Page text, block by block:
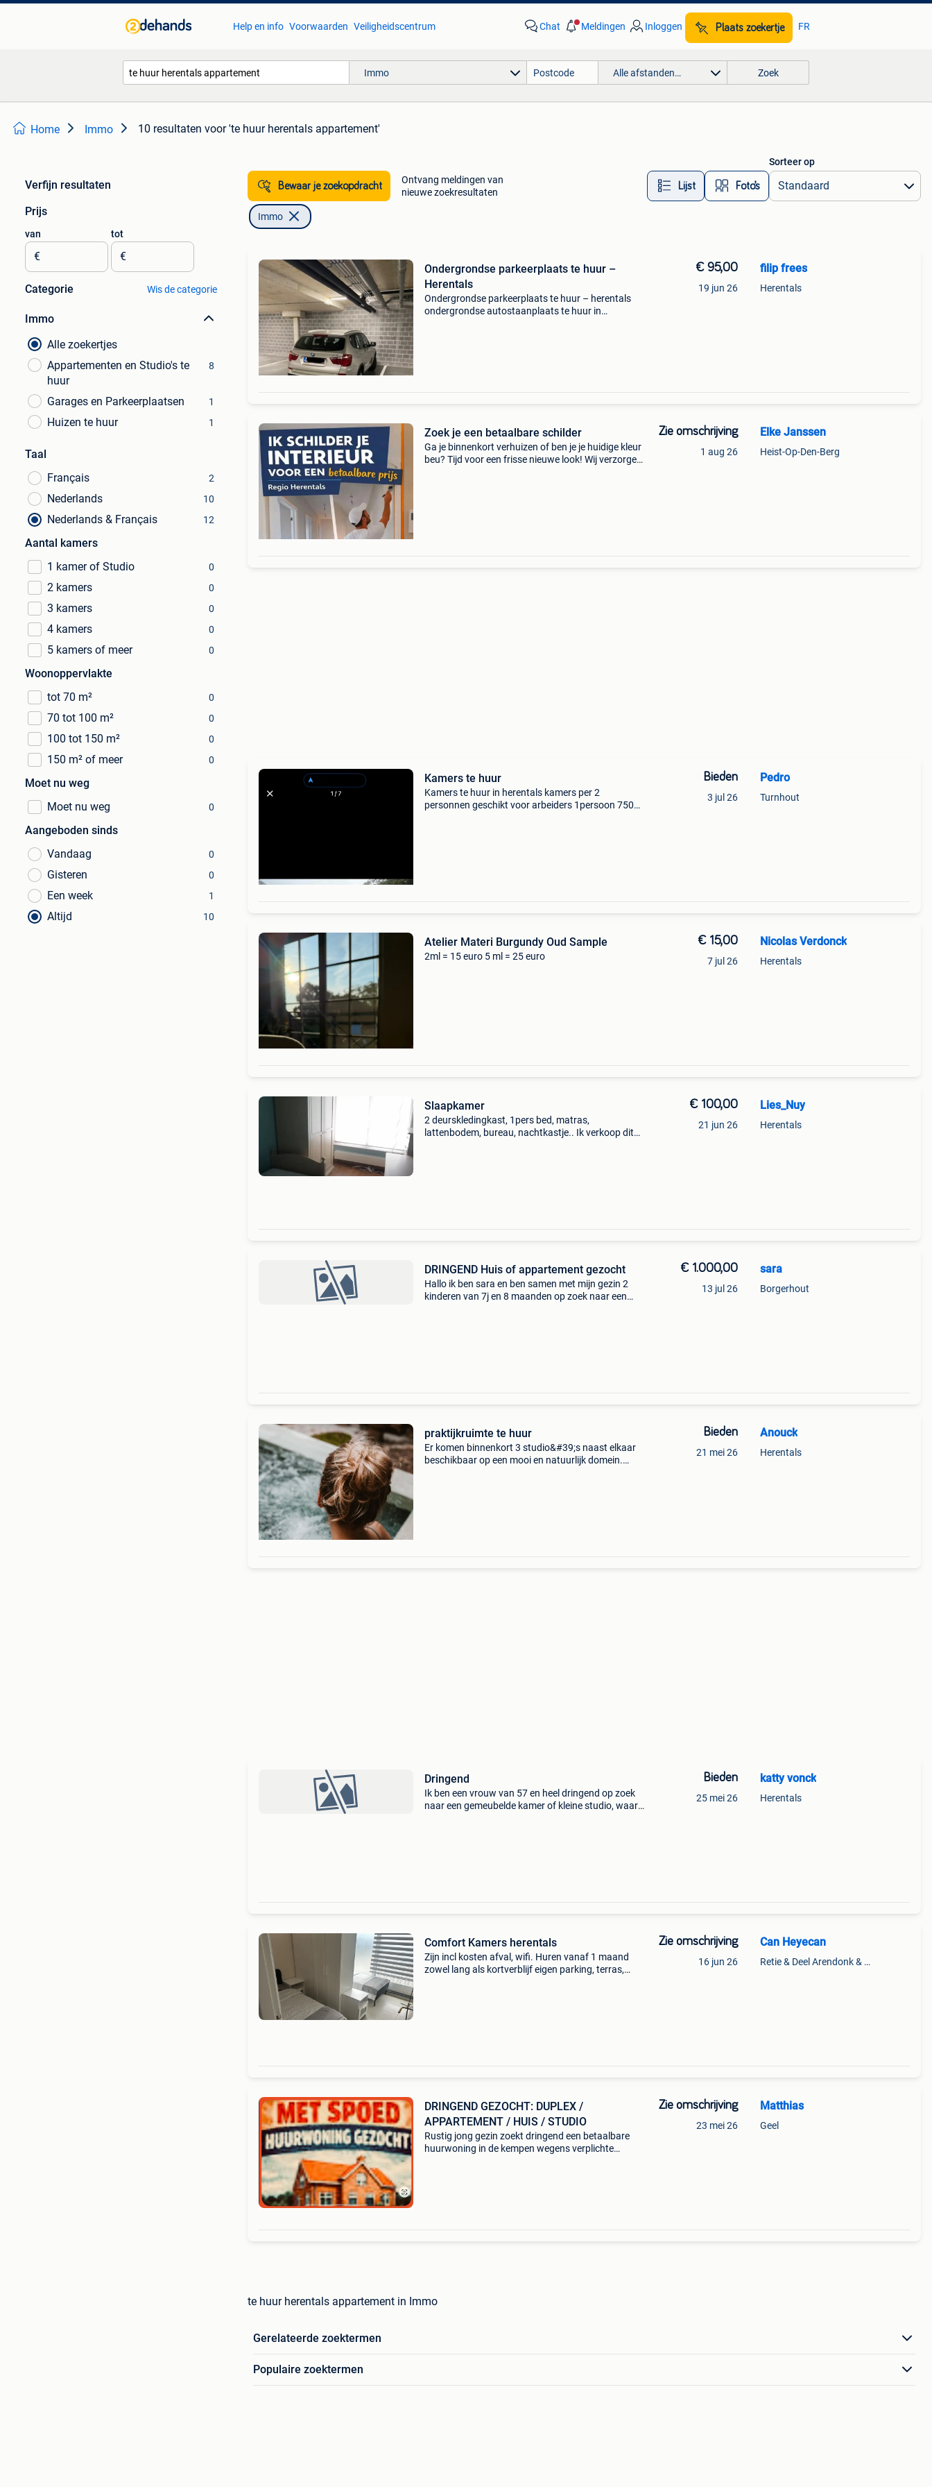
Help en info Voorwaarden Veiligheidscentrum Chat Meldingen Inloggen Plaats zoekertje FR
Immo Alle afstanden… Zoek
Home Immo 10 resultaten voor 'te huur herentals appartement'
Verfijn resultaten
Prijs
van
€
tot
€
Categorie Wis de categorie
Immo
Alle zoekertjes
Appartementen en Studio's te
huur
8
Garages en Parkeerplaatsen 1
Huizen te huur 1
Taal
Français
2
Nederlands 10
Nederlands & Français 12
Aantal kamers
1 kamer of Studio
0
2 kamers 0
3 kamers 0
4 kamers 0
5 kamers of meer 0
Woonoppervlakte
tot 70 m²
0
70 tot 100 m² 0
100 tot 150 m² 0
150 m² of meer 0
Moet nu weg
Moet nu weg
0
Aangeboden sinds
Vandaag
0
Gisteren 0
Een week 1
Altijd 10
Bewaar je zoekopdracht
Ontvang meldingen van
nieuwe zoekresultaten
Lijst Foto’s
Sorteer op
Immo
Ondergrondse parkeerplaats te huur –
Herentals
Ondergrondse parkeerplaats te huur – herentals
ondergrondse autostaanplaats te huur in
€ 95,00
19 jun 26
filip frees
Herentals
Zoek je een betaalbare schilder
Ga je binnenkort verhuizen of ben je je huidige kleur
beu? Tijd voor een frisse nieuwe look! Wij verzorgen
Zie omschrijving
1 aug 26
Elke Janssen
Heist-Op-Den-Berg
Kamers te huur
Kamers te huur in herentals kamers per 2
personnen geschikt voor arbeiders 1persoon 750€
Bieden
3 jul 26
Pedro
Turnhout
Atelier Materi Burgundy Oud Sample
2ml = 15 euro 5 ml = 25 euro
€ 15,00
7 jul 26
Nicolas Verdonck
Herentals
Slaapkamer
2 deurskledingkast, 1pers bed, matras,
lattenbodem, bureau, nachtkastje.. Ik verkoop dit
€ 100,00
21 jun 26
Lies_Nuy
Herentals
DRINGEND Huis of appartement gezocht
Hallo ik ben sara en ben samen met mijn gezin 2
kinderen van 7j en 8 maanden op zoek naar een
€ 1.000,00
13 jul 26
sara
Borgerhout
praktijkruimte te huur
Er komen binnenkort 3 studio&#39;s naast elkaar
beschikbaar op een mooi en natuurlijk domein.
Bieden
21 mei 26
Anouck
Herentals
Dringend
Ik ben een vrouw van 57 en heel dringend op zoek
naar een gemeubelde kamer of kleine studio, waar
Bieden
25 mei 26
katty vonck
Herentals
Comfort Kamers herentals
Zijn incl kosten afval, wifi. Huren vanaf 1 maand
zowel lang als kortverblijf eigen parking, terras,
Zie omschrijving
16 jun 26
Can Heyecan
Retie & Deel Arendonk & Oud-Turnhout
DRINGEND GEZOCHT: DUPLEX /
APPARTEMENT / HUIS / STUDIO
Rustig jong gezin zoekt dringend een betaalbare
huurwoning in de kempen wegens verplichte
Zie omschrijving
23 mei 26
Matthias
Geel
te huur herentals appartement in Immo
Gerelateerde zoektermen
Populaire zoektermen